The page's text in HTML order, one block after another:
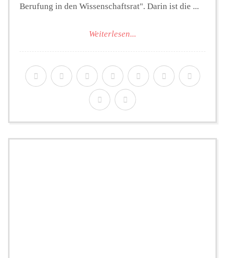
Berufung in den Wissenschaftsrat". Darin ist die ...
Weiterlesen...